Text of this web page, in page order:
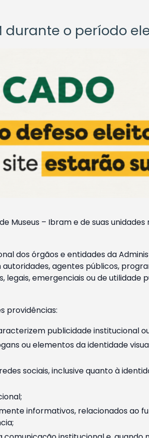
durante o período
Museus – Ibram e de suas
dos órgãos e entidades da
agentes públicos,
emergenciais ou de utilidade
providências:
publicidade institucional
ou elementos da identidade
sociais, inclusive quanto à
informativos, relacionados ao